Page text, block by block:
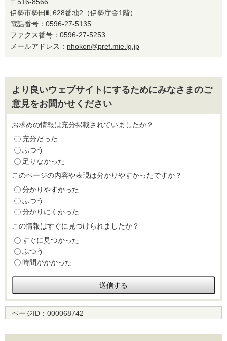
伊勢市勢田町628番地2（伊勢庁舎1階）
電話番号： 0596-27-5135
ファクス番号：0596-27-5253
メールアドレス： nhoken@pref.mie.lg.jp
より良いウェブサイトにするためにみなさまのご
意見をお聞かせください
お求めの情報は充分掲載されていましたか？
充分だった
ふつう
足りなかった
このページの内容や表現は分かりやすかったですか？
分かりやすかった
ふつう
分かりにくかった
この情報はすぐに見つけられましたか？
すぐに見つかった
ふつう
時間がかかった
ページID： 000068742